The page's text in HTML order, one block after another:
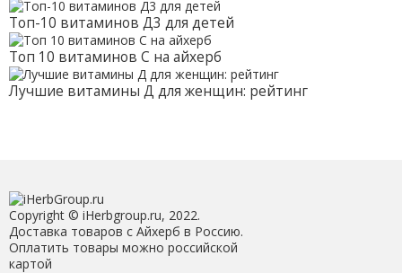
Топ-10 витаминов Д3 для детей
Топ 10 витаминов С на айхерб
Лучшие витамины Д для женщин: рейтинг
Copyright © iHerbgroup.ru, 2022.
Доставка товаров с Айхерб в Россию.
Оплатить товары можно российской
картой